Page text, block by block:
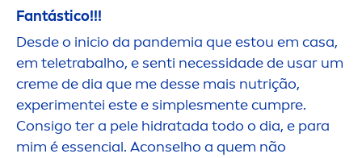
Fantástico!!!
Desde o inicio da pandemia que estou em casa,
em teletrabalho, e senti necessidade de usar um
cremede dia que me desse mais nutrição,
experimentei este e simplesmente cumpre.
Consigo ter a pele hidratada todo o dia, e para
mim é essencial. Aconselho a quem não